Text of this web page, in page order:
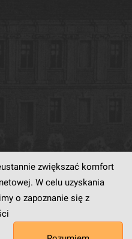
zwiększać komfort
W celu uzyskania
o zapoznanie się z